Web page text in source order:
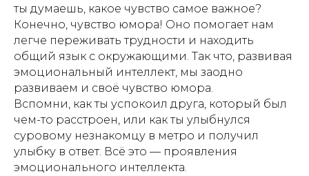
ты думаешь, какое чувство самое важное?
Конечно, чувство юмора! Оно помогает нам
легче переживать трудности и находить
общий язык с окружающими. Так что, развивая
эмоциональный интеллект, мы заодно
развиваем и своё чувство юмора.
Вспомни, как ты успокоил друга, который был
чем-то расстроен, или как ты улыбнулся
суровому незнакомцу в метро и получил
улыбку в ответ. Всё это — проявления
эмоционального интеллекта.